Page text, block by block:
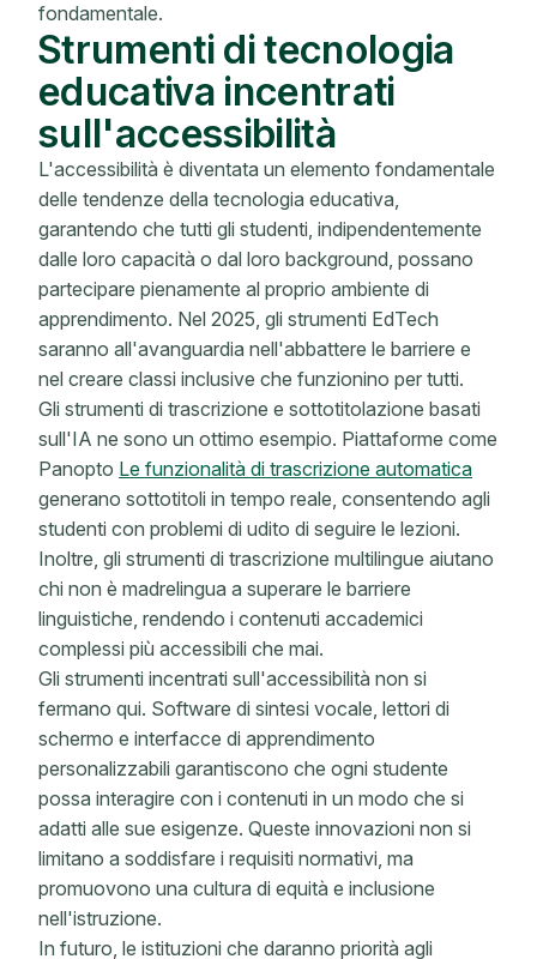
fondamentale.
Strumenti di tecnologia
educativa incentrati
sull'accessibilità
L'accessibilità è diventata un elemento fondamentale
delle tendenze della tecnologia educativa,
garantendo che tutti gli studenti, indipendentemente
dalle loro capacità o dal loro background, possano
partecipare pienamente al proprio ambiente di
apprendimento. Nel 2025, gli strumenti EdTech
saranno all'avanguardia nell'abbattere le barriere e
nel creare classi inclusive che funzionino per tutti.
Gli strumenti di trascrizione e sottotitolazione basati
sull'IA ne sono un ottimo esempio. Piattaforme come
Panopto Le funzionalità di trascrizione automatica
generano sottotitoli in tempo reale, consentendo agli
studenti con problemi di udito di seguire le lezioni.
Inoltre, gli strumenti di trascrizione multilingue aiutano
chi non è madrelingua a superare le barriere
linguistiche, rendendo i contenuti accademici
complessi più accessibili che mai.
Gli strumenti incentrati sull'accessibilità non si
fermano qui. Software di sintesi vocale, lettori di
schermo e interfacce di apprendimento
personalizzabili garantiscono che ogni studente
possa interagire con i contenuti in un modo che si
adatti alle sue esigenze. Queste innovazioni non si
limitano a soddisfare i requisiti normativi, ma
promuovono una cultura di equità e inclusione
nell'istruzione.
In futuro, le istituzioni che daranno priorità agli